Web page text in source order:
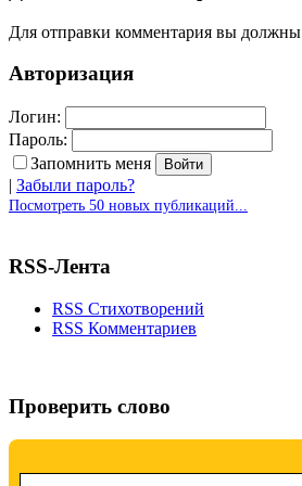
Для отправки комментария вы должны
Авторизация
Логин:
Пароль:
Запомнить меня
| Забыли пароль?
Посмотреть 50 новых публикаций...
RSS-Лента
RSS Стихотворений
RSS Комментариев
Проверить слово